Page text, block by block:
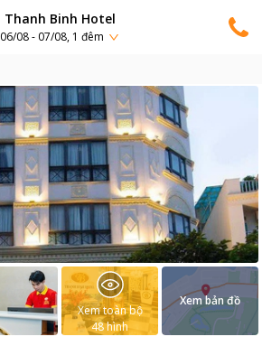
Thanh Binh Hotel
06/08 - 07/08, 1 đêm
Xem toàn bộ
48hình
Xem bản đồ